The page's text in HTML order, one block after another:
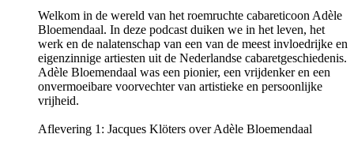
Welkom in de wereld van het roemruchte cabareticoon Adèle
Bloemendaal. In deze podcast duiken we in het leven, het
werk en de nalatenschap van een van de meest invloedrijke en
eigenzinnige artiesten uit de Nederlandse cabaretgeschiedenis.
Adèle Bloemendaal was een pionier, een vrijdenker en een
onvermoeibare voorvechter van artistieke en persoonlijke
vrijheid.
Aflevering 1: Jacques Klöters over Adèle Bloemendaal